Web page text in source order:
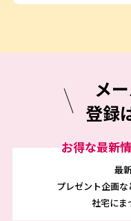
メ
登録
お得な最新
最
プレゼント企画
社宅にま